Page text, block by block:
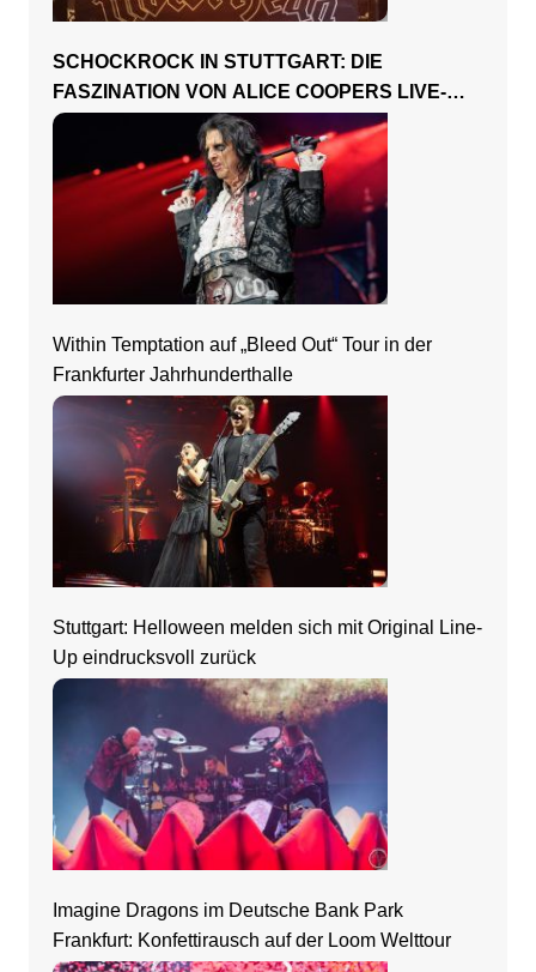
SCHOCKROCK IN STUTTGART: DIE
FASZINATION VON ALICE COOPERS LIVE-
SHOW
Within Temptation auf „Bleed Out“ Tour in der
Frankfurter Jahrhunderthalle
Stuttgart: Helloween melden sich mit Original Line-
Up eindrucksvoll zurück
Imagine Dragons im Deutsche Bank Park
Frankfurt: Konfettirausch auf der Loom Welttour